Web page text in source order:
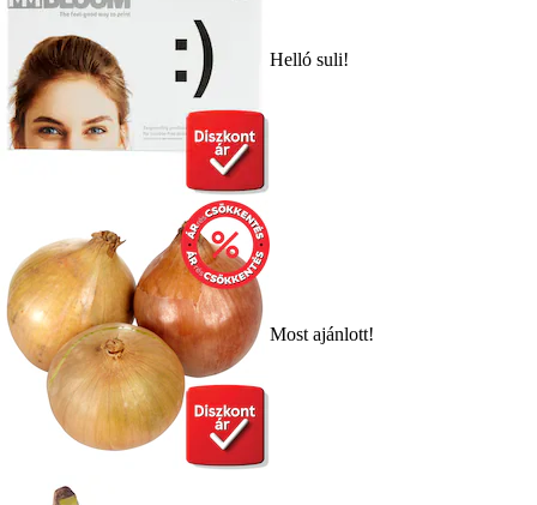
Helló suli!
Most ajánlott!